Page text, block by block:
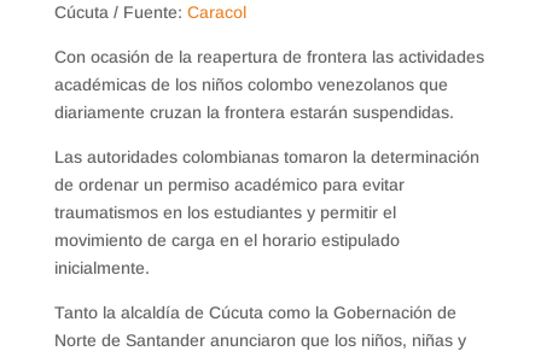
Cúcuta / Fuente: Caracol
Con ocasión de la reapertura de frontera las actividades
académicas de los niños colombo venezolanos que
diariamente cruzan la frontera estarán suspendidas.
Las autoridades colombianas tomaron la determinación
de ordenar un permiso académico para evitar
traumatismos en los estudiantes y permitir el
movimiento de carga en el horario estipulado
inicialmente.
Tanto la alcaldía de Cúcuta como la Gobernación de
Norte de Santander anunciaron que los niños, niñas y